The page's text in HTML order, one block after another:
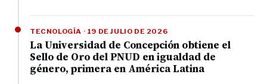
TECNOLOGÍA · 19 DE JULIO DE 2026
La Universidad de Concepción obtiene el
Sello de Oro del PNUD en igualdad de
género, primera en América Latina